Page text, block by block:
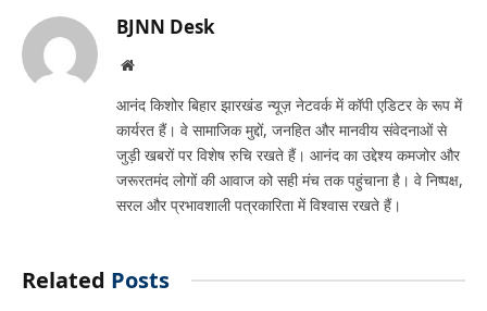
BJNN Desk
Website
आनंद किशोर बिहार झारखंड न्यूज़ नेटवर्क में कॉपी एडिटर के रूप में
कार्यरत हैं। वे सामाजिक मुद्दों, जनहित और मानवीय संवेदनाओं से
जुड़ी खबरों पर विशेष रुचि रखते हैं। आनंद का उद्देश्य कमजोर और
जरूरतमंद लोगों की आवाज को सही मंच तक पहुंचाना है। वे निष्पक्ष,
सरल और प्रभावशाली पत्रकारिता में विश्वास रखते हैं।
Related Posts